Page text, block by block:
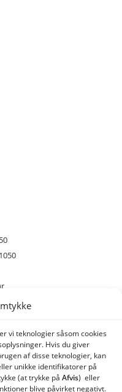
vi teknologier såsom cookies
Hvis du giver
af ​​disse teknologier, kan
unikke identifikatorer på
(at trykke på Afvis) eller
blive påvirket negativt.